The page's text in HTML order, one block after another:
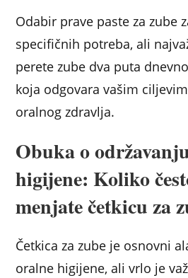
Odabir prave paste za zube
specifičnih potreba, ali
perete zube dva puta
koja odgovara vašim
oralnog zdravlja.
Obuka o
higijene: Koliko
menjate četkicu za
Četkica za zube je osnovni
oralne higijene, ali vrlo je